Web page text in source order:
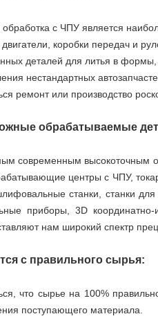
с ЧПУ является
коробки передач и
деталей для литья в
нестандартных
ремонт или производство
обрабатываемые
современным высокоточным
центры с ЧПУ,
станки, станки
приборы, 3D
нам широкий спектр
с правильного сырья:
что сырье на 100%
поступающего материала.